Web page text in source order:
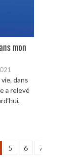
mon
dans
a relevé
5 6 7